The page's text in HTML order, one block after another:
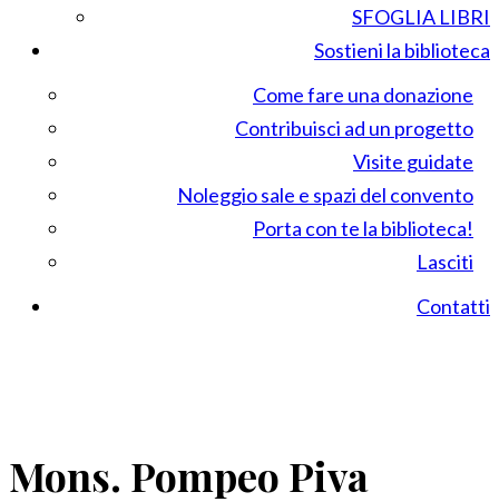
SFOGLIA LIBRI
Sostieni la biblioteca
Come fare una donazione
Contribuisci ad un progetto
Visite guidate
Noleggio sale e spazi del convento
Porta con te la biblioteca!
Lasciti
Contatti
Mons. Pompeo Piva